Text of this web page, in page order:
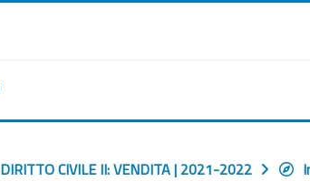
DIRITTO CIVILE II: VENDITA | 2021-2022